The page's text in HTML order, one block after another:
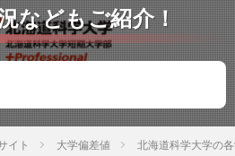
などもご紹介！
イト 大学偏差値 北海道科学大学の